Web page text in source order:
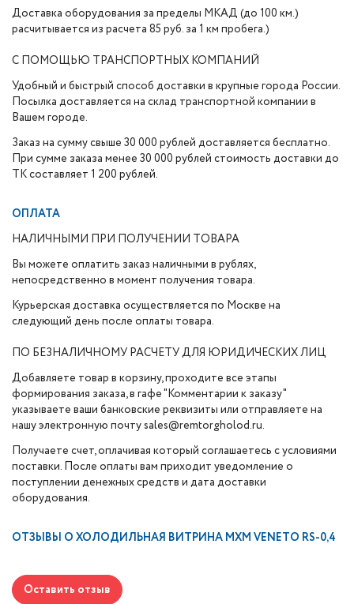
Доставка оборудования за пределы МКАД (до 100 км.)
расчитывается из расчета 85 руб. за 1 км пробега.)
С ПОМОЩЬЮ ТРАНСПОРТНЫХ КОМПАНИЙ
Удобный и быстрый способ доставки в крупные города России.
Посылка доставляется на склад транспортной компании в
Вашем городе.
Заказ на сумму свыше 30 000 рублей доставляется бесплатно.
При сумме заказа менее 30 000 рублей стоимость доставки до
ТК составляет 1 200 рублей.
ОПЛАТА
НАЛИЧНЫМИ ПРИ ПОЛУЧЕНИИ ТОВАРА
Вы можете оплатить заказ наличными в рублях,
непосредственно в момент получения товара.
Курьерская доставка осуществляется по Москве на
следующий день после оплаты товара.
ПО БЕЗНАЛИЧНОМУ РАСЧЕТУ ДЛЯ ЮРИДИЧЕСКИХ ЛИЦ
Добавляете товар в корзину, проходите все этапы
формирования заказа, в гафе "Комментарии к заказу"
указываете ваши банковские реквизиты или отправляете на
нашу электронную почту sales@remtorgholod.ru.
Получаете счет, оплачивая который соглашаетесь с условиями
поставки. После оплаты вам приходит уведомление о
поступлении денежных средств и дата доставки
оборудования.
ОТЗЫВЫ О ХОЛОДИЛЬНАЯ ВИТРИНА МХМ VENETO RS-0,4
Оставить отзыв